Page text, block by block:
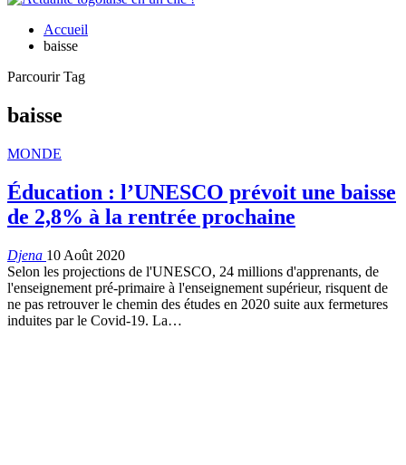
Accueil
baisse
Parcourir Tag
baisse
MONDE
Éducation : l’UNESCO prévoit une baisse
de 2,8% à la rentrée prochaine
Djena 10 Août 2020
Selon les projections de l'UNESCO, 24 millions d'apprenants, de
l'enseignement pré-primaire à l'enseignement supérieur, risquent de
ne pas retrouver le chemin des études en 2020 suite aux fermetures
induites par le Covid-19. La…